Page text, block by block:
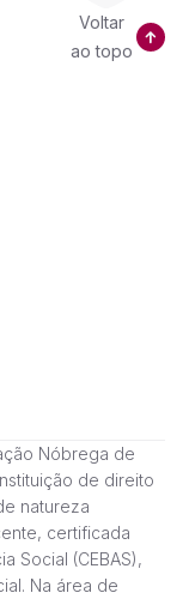
Voltar
ao topo
Nóbrega de
de direito
natureza
certificada
Social (CEBAS),
Na área de